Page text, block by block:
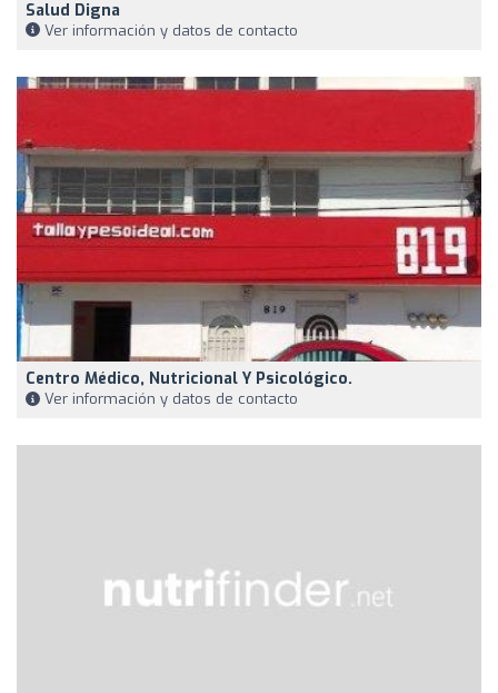
Salud Digna
Ver información y datos de contacto
Centro Médico, Nutricional Y Psicológico.
Ver información y datos de contacto